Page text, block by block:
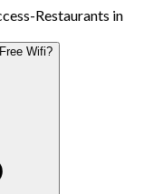
Restaurants in
Wifi?